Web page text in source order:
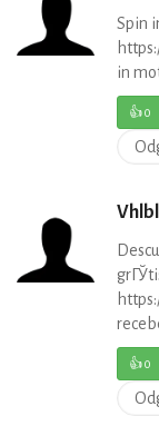
Spin
in
👍0
👍0